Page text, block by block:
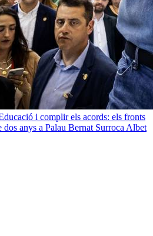
i complir els acords: els fronts
dos anys a Palau Bernat Surroca Albet